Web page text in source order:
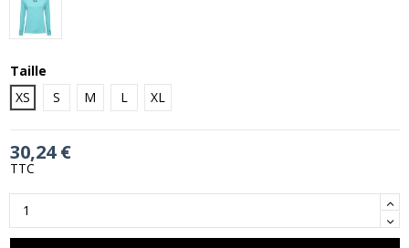
Ocean Blue Melange
Taille
XS
S M L XL
30,24 €
TTC